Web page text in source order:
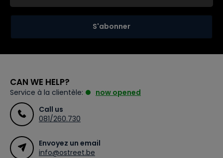
S'abonner
CAN WE HELP?
Service à la clientèle:
now opened
Call us
081/260.730
Envoyez un email
info@ostreet.be